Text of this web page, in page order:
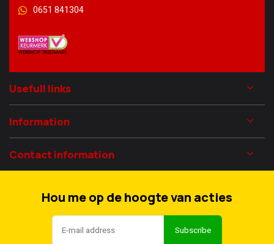
0651 841304
Usefull links
Information
Contact information
Hou me op de hoogte van acties
Subscribe